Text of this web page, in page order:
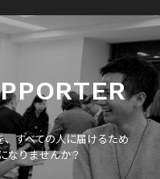
すべての人に届けるため
なりませんか？